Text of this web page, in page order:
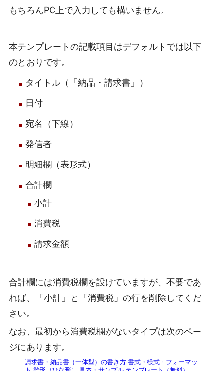
もちろんPC上で入力しても構いません。
本テンプレートの記載項目はデフォルトでは以下
のとおりです。
タイトル（「納品・請求書」）
日付
宛名（下線）
発信者
明細欄（表形式）
合計欄
小計
消費税
請求金額
合計欄には消費税欄を設けていますが、不要であ
れば、「小計」と「消費税」の行を削除してくだ
さい。
なお、最初から消費税欄がないタイプは次のペー
ジにあります。
請求書・納品書（一体型）の書き方 書式・様式・フォーマッ
ト 雛形（ひな形） 見本・サンプル テンプレート（無料）